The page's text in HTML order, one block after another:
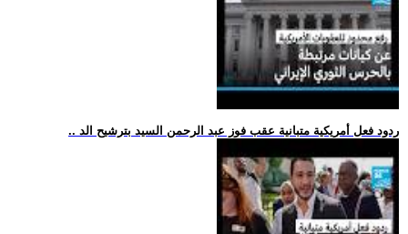
.. ردود فعل أمريكية متبانية عقب فوز عبد الرحمن السيد بترشيح الد